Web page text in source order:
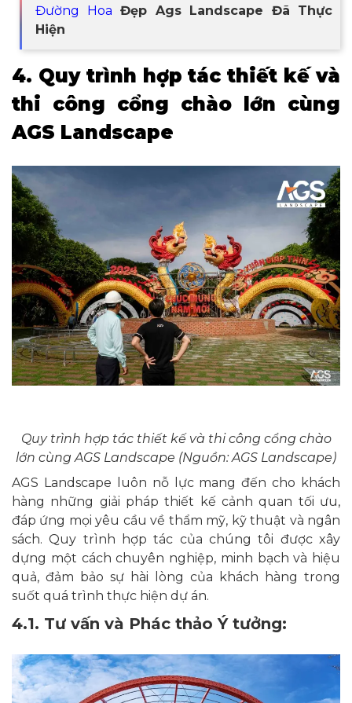
Đường Hoa Đẹp Ags Landscape Đã Thực
Hiện
4. Quy trình hợp tác thiết kế và
thi công cổng chào lớn cùng
AGS Landscape
Quy trình hợp tác thiết kế và thi công cổng chào
lớn cùng AGS Landscape (Nguồn: AGS Landscape)
AGS Landscape luôn nỗ lực mang đến cho khách
hàng những giải pháp thiết kế cảnh quan tối ưu,
đáp ứng mọi yêu cầu về thẩm mỹ, kỹ thuật và ngân
sách. Quy trình hợp tác của chúng tôi được xây
dựng một cách chuyên nghiệp, minh bạch và hiệu
quả, đảm bảo sự hài lòng của khách hàng trong
suốt quá trình thực hiện dự án.
4.1. Tư vấn và Phác thảo Ý tưởng: